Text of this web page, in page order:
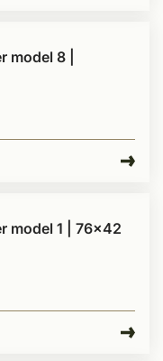
model 8 |
model 1 | 76x42